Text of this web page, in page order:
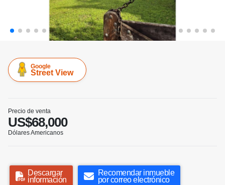
Google
Street View
Precio de venta
US$68,000
Dólares Americanos
Descargar
información
Recomendar inmueble
por correo electrónico